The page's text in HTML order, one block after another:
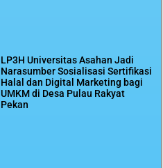
LP3H Universitas Asahan Jadi
Narasumber Sosialisasi Sertifikasi
Halal dan Digital Marketing bagi
UMKM di Desa Pulau Rakyat
Pekan